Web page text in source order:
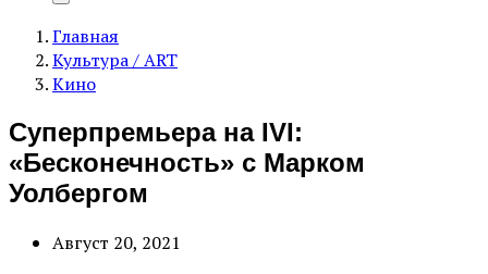
Главная
Культура / ART
Кино
Суперпремьера на IVI:
«Бесконечность» с Марком
Уолбергом
Август 20, 2021